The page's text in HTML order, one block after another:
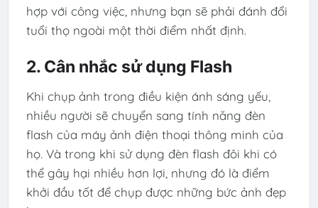
hợp với công việc, nhưng bạn sẽ phải đánh đổi
tuổi thọ ngoài một thời điểm nhất định.
2. Cân nhắc sử dụng Flash
Khi chụp ảnh trong điều kiện ánh sáng yếu,
nhiều người sẽ chuyển sang tính năng đèn
flash của máy ảnh điện thoại thông minh của
họ. Và trong khi sử dụng đèn flash đôi khi có
thể gây hại nhiều hơn lợi, nhưng đó là điểm
khởi đầu tốt để chụp được những bức ảnh đẹp